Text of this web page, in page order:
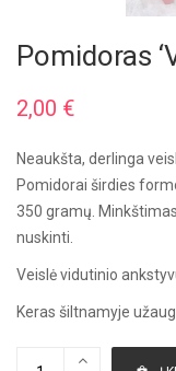
Pomidoras
2,00 €
Neaukšta, derlinga
Pomidorai širdies
350 gramų.
nuskinti.
Veislė vidutinio
Keras šiltnamyje